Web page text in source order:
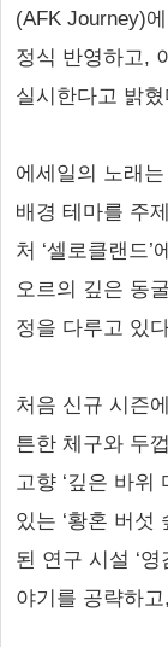
(AFK Journey)
정식 반영하고,
실시한다고 밝혔
에세일의 노래
배경 테마를 주
처 ‘셀로클랜드
오르의 깊은 동
정을 다루고 있
처음 신규 시즌
튼한 체구와 두
고향 ‘깊은 바위
있는 ‘황혼 버섯
된 연구 시설 ‘
야기를 공략하